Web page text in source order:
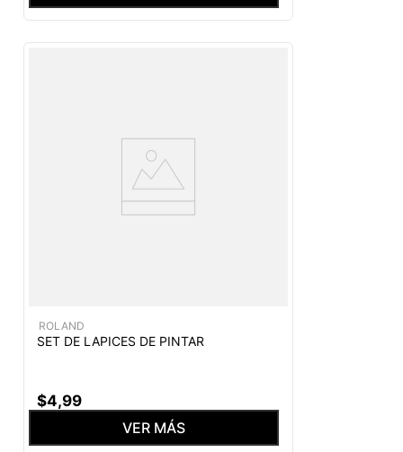
ROLAND
SET DE LAPICES DE PINTAR
$4,99
VER MÁS